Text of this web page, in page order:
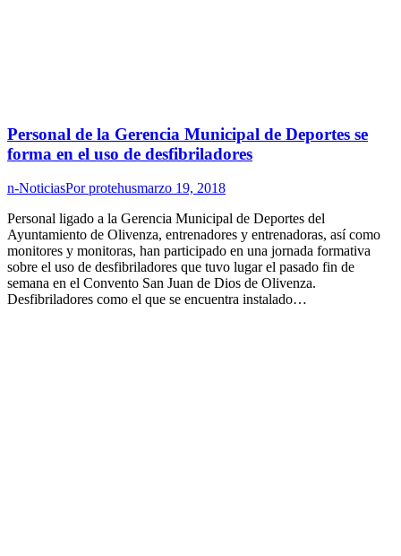
Personal de la Gerencia Municipal de Deportes se
forma en el uso de desfibriladores
n-NoticiasPorprotehusmarzo 19, 2018
Personal ligado a la Gerencia Municipal de Deportes del
Ayuntamiento de Olivenza, entrenadores y entrenadoras, así como
monitores y monitoras, han participado en una jornada formativa
sobre el uso de desfibriladores que tuvo lugar el pasado fin de
semana en el Convento San Juan de Dios de Olivenza.
Desfibriladores como el que se encuentra instalado…